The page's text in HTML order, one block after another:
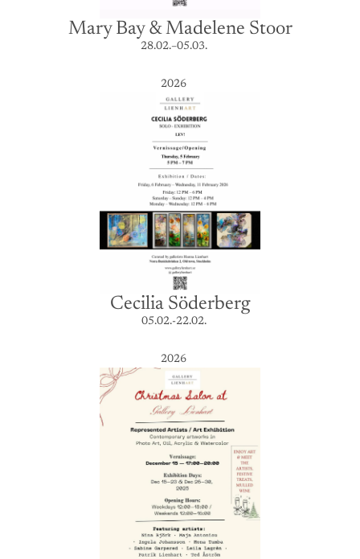
Mary Bay & Madelene Stoor
28.02.–05.03.
2026
Cecilia Söderberg
05.02.-22.02.
2026